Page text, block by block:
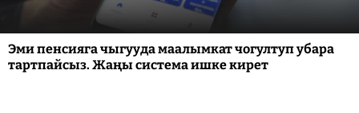
Эми пенсияга чыгууда маалымкат чогултуп убара
тартпайсыз. Жаңы система ишке кирет